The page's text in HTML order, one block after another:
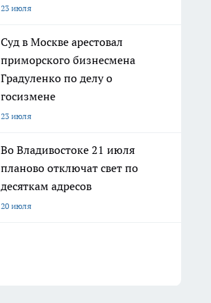
23 июля
Суд в Москве арестовал
приморского бизнесмена
Градуленко по делу о
госизмене
23 июля
Во Владивостоке 21 июля
планово отключат свет по
десяткам адресов
20 июля